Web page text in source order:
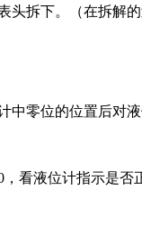
头拆下。（在拆解
中零位的位置后对
看液位计指示是否